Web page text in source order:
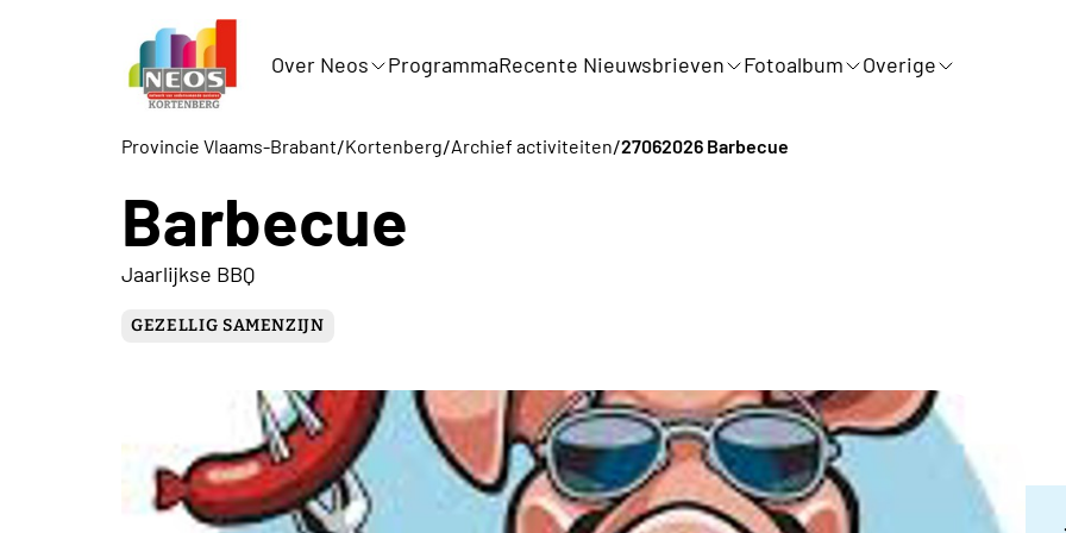
Over Neos ProgrammaRecente Nieuwsbrieven Fotoalbum Overige
Provincie Vlaams-Brabant/Kortenberg/Archief activiteiten/27062026 Barbecue
Barbecue
Jaarlijkse BBQ
GEZELLIG SAMENZIJN